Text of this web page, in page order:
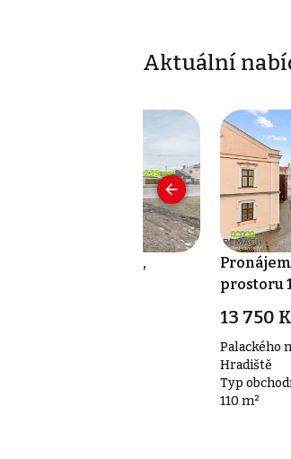
Aktuální
projekt,
prostoru
13 750
Palackého
Hradiště
Typ
110 m²